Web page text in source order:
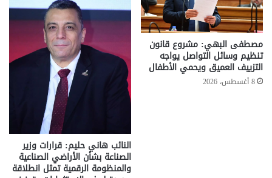
مصطفى البهي: مشروع قانون
تنظيم وسائل التواصل يواجه
التزييف العميق ويحمي الأطفال
8 أغسطس، 2026
النائب هاني حليم: قرارات وزير
الصناعة بشأن الأراضي الصناعية
والمنظومة الرقمية تمثل انطلاقة